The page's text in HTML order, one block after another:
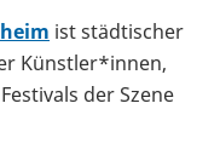
ist städtischer
Künstler*innen,
der Szene